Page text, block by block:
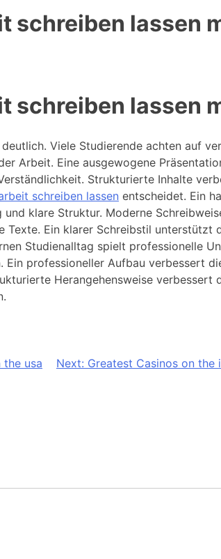
schreiben lassen
schreiben lassen
Viele Studierende achten auf
Arbeit. Eine ausgewogene
Strukturierte Inhalte
schreiben lassen entscheidet. Ein
klare Struktur. Moderne
Ein klarer Schreibstil
Studienalltag spielt professionelle
professioneller Aufbau verbessert
Herangehensweise
the usa Next: Greatest Casinos on